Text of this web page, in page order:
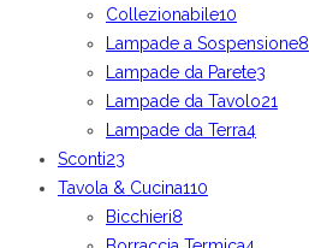
Collezionabile10
Lampade a Sospensione8
Lampade da Parete3
Lampade da Tavolo21
Lampade da Terra4
Sconti23
Tavola & Cucina110
Bicchieri8